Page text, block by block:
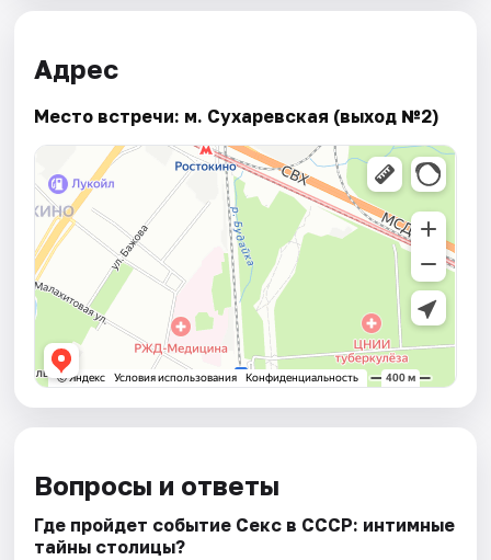
Адрес
Место встречи: м. Сухаревская (выход №2)
Вопросы и ответы
Где пройдет событие Секс в СССР: интимные
тайны столицы?